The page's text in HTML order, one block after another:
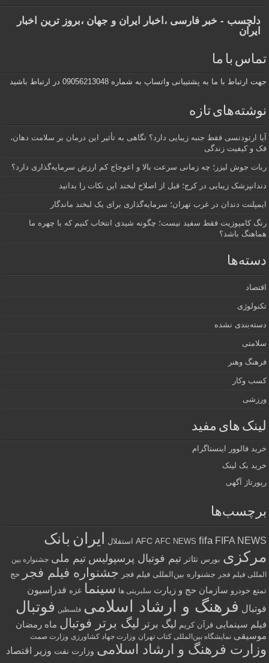
دلچسب - خبر فارسی ،اخبار ایران و جهان ،بروز ترین اخبار
ایران
تماس با ما
جهت ارتباط با ما به پشتیبانی واتساپ به شماره 09056213048 در ارتباط باشید
نوشته‌های تازه
آیا ارتودنسی فقط جنبه زیبایی دارد؟ نگاهی به تأثیر این درمان بر سلامت دهان،
فک و کیفیت زندگی
ربات جوش لیزر؛ چه زمانی سرعت بالا و اعوجاج کم ارزش سرمایه‌گذاری دارد؟
دندانپزشک زیبایی در کرج؛ قبل از اصلاح لبخند این نکات را بدانید
ایمپلنت دندان در غرب تهران؛ سرمایه‌گذاری برای یک لبخند ماندگار
رنگ کامپوزیت فقط سفید نیست؛ چگونه شیدی انتخاب کنیم که با چهره ما
هماهنگ باشد؟
دسته‌ها
اقتصاد
تکنولوژی
دسته‌بندی نشده
سلامتی
فرهنگ وهنر
کسب وکار
ورزشی
لینک های مفید
خرید فالوور اینستاگرام
خرید بک لینک
رپورتاژ آگهی
برچسب‌ها
AFC AFC NEWS fifa FIFA NEWS استقلال ایران بانک
مرکزی بورس تئاتر تیم فوتبال پرسپولیس تیم ملی جشنواره بین
المللی فیلم فجر
جشنواره بین‌المللی فیلم فجر جشنواره فیلم فجر
حج
تمتع خودرو سازمان حج و زیارت سلبریتی ها سینما غزه فدراسیون
فوتبال فرهنگ و ارشاد اسلامی فلسطین فوتبال
فیلم سینمایی قرآن کریم لیگ برتر لیگ برتر فوتبال ماه رمضان
موسیقی نمایشگاه بین‌المللی کتاب تهران وزارت جهاد کشاورزی وزارت صمت
وزارت فرهنگ و ارشاد اسلامی وزارت نفت وزیر اقتصاد